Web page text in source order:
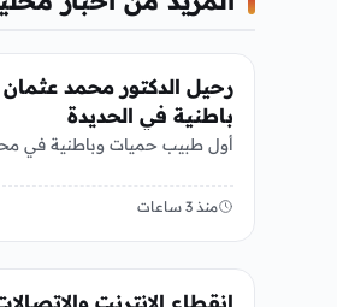
رحيل الدكتور محمد
باطنية في الحديدة
أول طبيب حميات وباطنية في
منذ 3 ساعات